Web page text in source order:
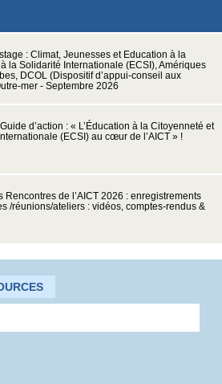
: Climat, Jeunesses et Education à la
la Solidarité Internationale (ECSI), Amériques
DCOL (Dispositif d’appui-conseil aux
mer - Septembre 2026
d’action : « L’Éducation à la Citoyenneté et
(ECSI) au cœur de l’AICT » !
Rencontres de l’AICT 2026 : enregistrements
/réunions/ateliers : vidéos, comptes-rendus &